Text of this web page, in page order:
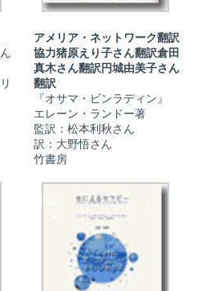
アメリア・ネットワーク翻訳
協力猪原えり子さん翻訳倉田
真木さん翻訳円城由美子さん
翻訳
『オサマ・ビンラディン』
エレーン・ランドー著
監訳：松本利秋さん
訳：大野悟さん
竹書房